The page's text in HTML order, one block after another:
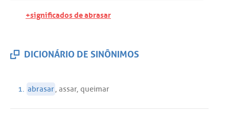
+significados de abrasar
DICIONÁRIO DE SINÔNIMOS
1. abrasar, assar, queimar